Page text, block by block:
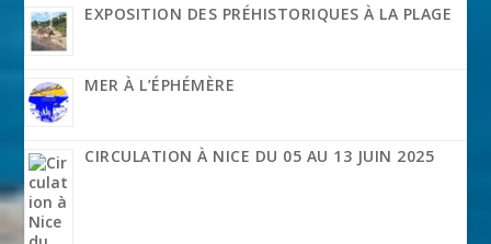
EXPOSITION DES PRÉHISTORIQUES À LA PLAGE
MER À L’ÉPHÉMÈRE
CIRCULATION À NICE DU 05 AU 13 JUIN 2025